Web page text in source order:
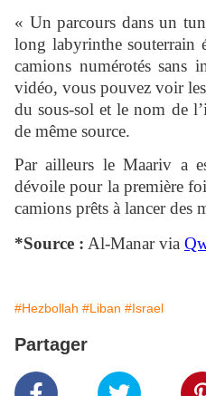
« Un parcours dans un
long labyrinthe souterrain
camions numérotés
vidéo, vous pouvez voir
du sous-sol et le nom de
de même source.
Par ailleurs le Maariv a
dévoile pour la première
camions prêts à lancer des
*Source : Al-Manar via
#Hezbollah #Liban #Israel
Partager